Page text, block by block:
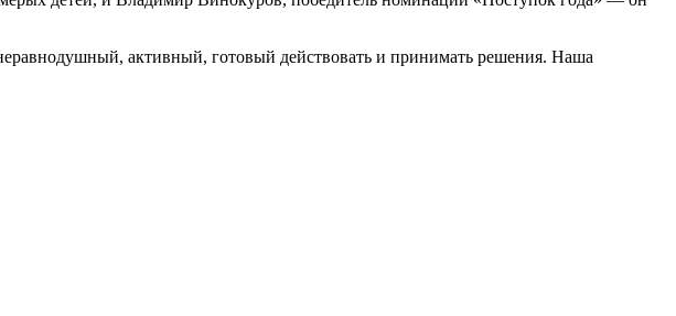
активный, готовый действовать и принимать решения. Наша